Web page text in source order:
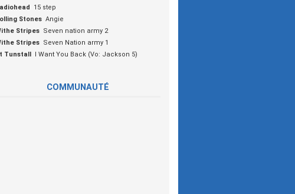
15 step
Stones Angie
Stripes Seven nation army 2
Stripes Seven Nation army 1
Tunstall I Want You Back (Vo: Jackson 5)
COMMUNAUTÉ